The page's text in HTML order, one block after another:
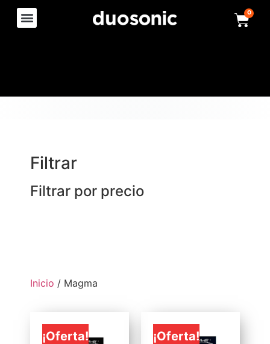
0
Filtrar
Filtrar por precio
Inicio / Magma
¡Oferta! ¡Oferta!